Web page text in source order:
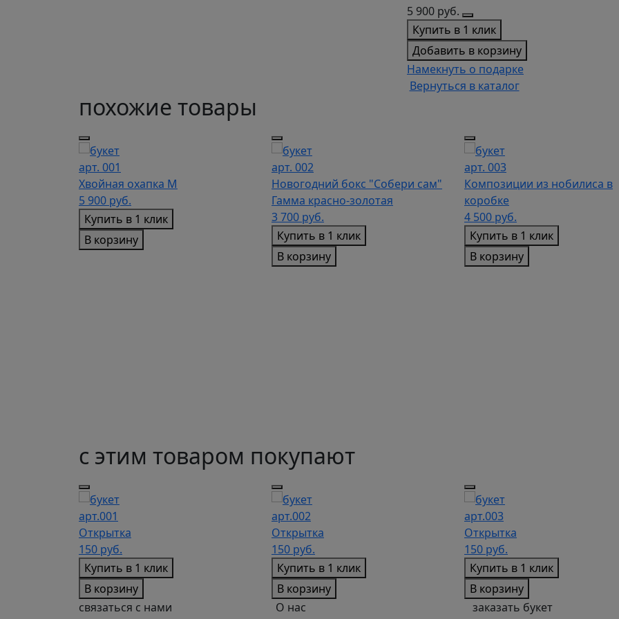
5 900 руб.
Купить в 1 клик
Добавить в корзину
Намекнуть о подарке
Вернуться в каталог
похожие товары
арт. 001
Хвойная охапка M
5 900 руб.
Купить в 1 клик
В корзину
арт. 002
Новогодний бокс "Собери сам"
Гамма красно-золотая
3 700 руб.
Купить в 1 клик
В корзину
арт. 003
Композиции из нобилиса в
коробке
4 500 руб.
Купить в 1 клик
В корзину
с этим товаром покупают
арт.001
Открытка
150 руб.
Купить в 1 клик
В корзину
арт.002
Открытка
150 руб.
Купить в 1 клик
В корзину
арт.003
Открытка
150 руб.
Купить в 1 клик
В корзину
связаться с нами
О нас
заказать букет